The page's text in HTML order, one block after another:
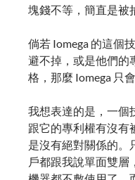
塊錢不等，簡直是被
倘若 Iomega 的這個
避不掉，或是他們的
格，那麼 Iomega 只
我想表達的是，一個
跟它的專利權有沒有
是沒有絕對關係的。
戶都跟我說單面雙層